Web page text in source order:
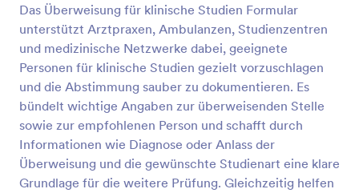
Das Überweisung für klinische Studien Formular
unterstützt Arztpraxen, Ambulanzen, Studienzentren
und medizinische Netzwerke dabei, geeignete
Personen für klinische Studien gezielt vorzuschlagen
und die Abstimmung sauber zu dokumentieren. Es
bündelt wichtige Angaben zur überweisenden Stelle
sowie zur empfohlenen Person und schafft durch
Informationen wie Diagnose oder Anlass der
Überweisung und die gewünschte Studienart eine klare
Grundlage für die weitere Prüfung. Gleichzeitig helfen
Vorschau